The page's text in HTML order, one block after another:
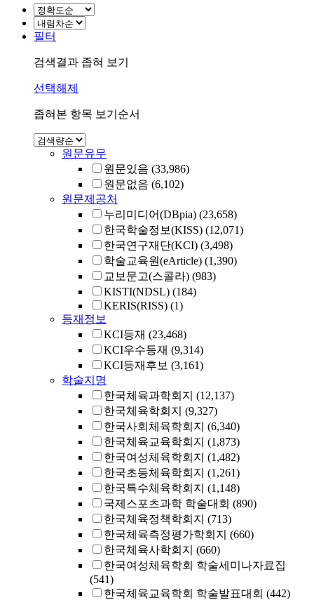
필터
검색결과 좁혀 보기
선택해제
좁혀본 항목 보기순서
원문유무
원문있음 (33,986)
원문없음 (6,102)
원문제공처
누리미디어(DBpia) (23,658)
한국학술정보(KISS) (12,071)
한국연구재단(KCI) (3,498)
학술교육원(eArticle) (1,390)
교보문고(스콜라) (983)
KISTI(NDSL) (184)
KERIS(RISS) (1)
등재정보
KCI등재 (23,468)
KCI우수등재 (9,314)
KCI등재후보 (3,161)
학술지명
한국체육과학회지 (12,137)
한국체육학회지 (9,327)
한국사회체육학회지 (6,340)
한국체육교육학회지 (1,873)
한국여성체육학회지 (1,482)
한국초등체육학회지 (1,261)
한국특수체육학회지 (1,148)
국제스포츠과학 학술대회 (890)
한국체육정책학회지 (713)
한국체육측정평가학회지 (660)
한국체육사학회지 (660)
한국여성체육학회 학술세미나자료집
(541)
한국체육교육학회 학술발표대회 (442)